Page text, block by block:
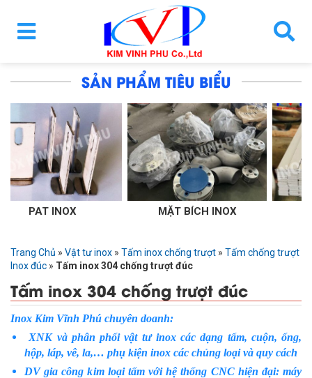
SẢN PHẨM TIÊU BIỂU
THANH LA INOX
Trang Chủ » Vật tư inox » Tấm inox chống trượt » Tấm chống trượt
Inox đúc » Tấm inox 304 chống trượt đúc
Tấm inox 304 chống trượt đúc
Inox Kim Vĩnh Phú chuyên doanh:
XNK và phân phối vật tư inox các dạng tấm, cuộn, ống,
hộp, láp, vê, la,… phụ kiện inox các chủng loại và quy cách
DV gia công kim loại tấm với hệ thống CNC hiện đại: máy